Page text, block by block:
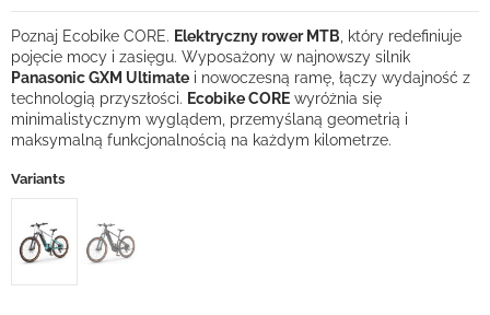
Poznaj Ecobike CORE. Elektryczny rower MTB, który redefiniuje
pojęcie mocy i zasięgu. Wyposażony w najnowszy silnik
Panasonic GXM Ultimatei nowoczesną ramę, łączy wydajność z
technologią przyszłości. Ecobike COREwyróżnia się
minimalistycznym wyglądem, przemyślaną geometrią i
maksymalną funkcjonalnością na każdym kilometrze.
Variants